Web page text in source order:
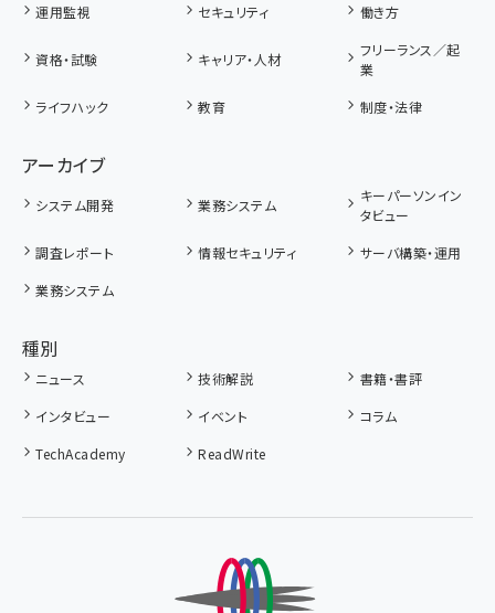
運用監視
セキュリティ 働き方
資格・試験 キャリア・人材
フリーランス／起
業
ライフハック
教育 制度・法律
アーカイブ
システム開発 業務システム
キーパーソンイン
タビュー
調査レポート
情報セキュリティ
サーバ構築・運用
業務システム
種別
ニュース 技術解説
書籍・書評
インタビュー
イベント
コラム
TechAcademy
ReadWrite